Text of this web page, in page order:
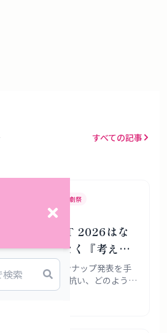
すべての記事
演劇祭
2026はな
市』ではなく『考える
うとするのか
2026の全ラインナップ発表を手
術祭がいま何に抗い、どのように
ているのかを、歴史・資金環境・